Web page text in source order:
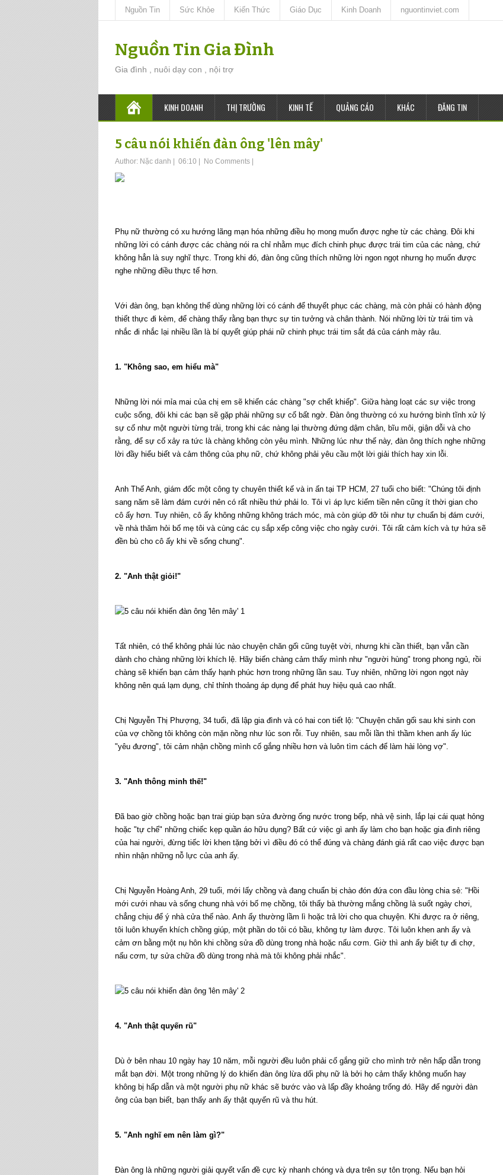
Nguồn Tin Sức Khỏe Kiến Thức Giáo Dục Kinh Doanh nguontinviet.com
Nguồn Tin Gia Đình
Gia đình , nuôi dạy con , nội trợ
KINH DOANH THỊ TRƯỜNG KINH TẾ QUẢNG CÁO KHÁC ĐĂNG TIN
5 câu nói khiến đàn ông 'lên mây'
Author: Nặc danh 06:10 No Comments
Phụ nữ thường có xu hướng lãng mạn hóa những điều họ mong muốn được nghe từ các chàng. Đôi khi
những lời có cánh được các chàng nói ra chỉ nhằm mục đích chinh phục được trái tim của các nàng, chứ
không hẳn là suy nghĩ thực. Trong khi đó, đàn ông cũng thích những lời ngon ngọt nhưng họ muốn được
nghe những điều thực tế hơn.
Với đàn ông, bạn không thể dùng những lời có cánh để thuyết phục các chàng, mà còn phải có hành động
thiết thực đi kèm, để chàng thấy rằng bạn thực sự tin tưởng và chân thành. Nói những lời từ trái tim và
nhắc đi nhắc lại nhiều lần là bí quyết giúp phái nữ chinh phục trái tim sắt đá của cánh mày râu.
1. "Không sao, em hiểu mà"
Những lời nói mỉa mai của chị em sẽ khiến các chàng "sợ chết khiếp". Giữa hàng loạt các sự việc trong
cuộc sống, đôi khi các bạn sẽ gặp phải những sự cố bất ngờ. Đàn ông thường có xu hướng bình tĩnh xử lý
sự cố như một người từng trải, trong khi các nàng lại thường đứng dậm chân, bĩu môi, giận dỗi và cho
rằng, để sự cố xảy ra tức là chàng không còn yêu mình. Những lúc như thế này, đàn ông thích nghe những
lời đầy hiểu biết và cảm thông của phụ nữ, chứ không phải yêu cầu một lời giải thích hay xin lỗi.
Anh Thế Anh, giám đốc một công ty chuyên thiết kế và in ấn tại TP HCM, 27 tuổi cho biết: "Chúng tôi định
sang năm sẽ làm đám cưới nên có rất nhiều thứ phải lo. Tôi vì áp lực kiếm tiền nên cũng ít thời gian cho
cô ấy hơn. Tuy nhiên, cô ấy không những không trách móc, mà còn giúp đỡ tôi như tự chuẩn bị đám cưới,
về nhà thăm hỏi bố mẹ tôi và cùng các cụ sắp xếp công việc cho ngày cưới. Tôi rất cảm kích và tự hứa sẽ
đền bù cho cô ấy khi về sống chung".
2. "Anh thật giỏi!"
Tất nhiên, có thể không phải lúc nào chuyện chăn gối cũng tuyệt vời, nhưng khi cần thiết, bạn vẫn cần
dành cho chàng những lời khích lệ. Hãy biến chàng cảm thấy mình như "người hùng" trong phong ngủ, rồi
chàng sẽ khiến bạn cảm thấy hạnh phúc hơn trong những lần sau. Tuy nhiên, những lời ngon ngọt này
không nên quá lạm dụng, chỉ thỉnh thoảng áp dụng để phát huy hiệu quả cao nhất.
Chị Nguyễn Thị Phượng, 34 tuổi, đã lập gia đình và có hai con tiết lộ: "Chuyện chăn gối sau khi sinh con
của vợ chồng tôi không còn mặn nồng như lúc son rỗi. Tuy nhiên, sau mỗi lần thì thầm khen anh ấy lúc
"yêu đương", tôi cảm nhận chồng mình cố gắng nhiều hơn và luôn tìm cách để làm hài lòng vợ".
3. "Anh thông minh thế!"
Đã bao giờ chồng hoặc bạn trai giúp bạn sửa đường ống nước trong bếp, nhà vệ sinh, lắp lại cái quạt hỏng
hoặc "tự chế" những chiếc kẹp quần áo hữu dụng? Bất cứ việc gì anh ấy làm cho bạn hoặc gia đình riêng
của hai người, đừng tiếc lời khen tặng bởi vì điều đó có thể đúng và chàng đánh giá rất cao việc được bạn
nhìn nhận những nỗ lực của anh ấy.
Chị Nguyễn Hoàng Anh, 29 tuổi, mới lấy chồng và đang chuẩn bị chào đón đứa con đầu lòng chia sẻ: "Hồi
mới cưới nhau và sống chung nhà với bố mẹ chồng, tôi thấy bà thường mắng chồng là suốt ngày chơi,
chẳng chịu để ý nhà cửa thế nào. Anh ấy thường lầm lì hoặc trả lời cho qua chuyện. Khi được ra ở riêng,
tôi luôn khuyến khích chồng giúp, một phần do tôi có bầu, không tự làm được. Tôi luôn khen anh ấy và
cảm ơn bằng một nụ hôn khi chồng sửa đồ dùng trong nhà hoặc nấu cơm. Giờ thì anh ấy biết tự đi chợ,
nấu cơm, tự sửa chữa đồ dùng trong nhà mà tôi không phải nhắc".
4. "Anh thật quyến rũ"
Dù ở bên nhau 10 ngày hay 10 năm, mỗi người đều luôn phải cố gắng giữ cho mình trở nên hấp dẫn trong
mắt bạn đời. Một trong những lý do khiến đàn ông lừa dối phụ nữ là bởi họ cảm thấy không muốn hay
không bị hấp dẫn và một người phụ nữ khác sẽ bước vào và lấp đầy khoảng trống đó. Hãy để người đàn
ông của bạn biết, bạn thấy anh ấy thật quyến rũ và thu hút.
5. "Anh nghĩ em nên làm gì?"
Đàn ông là những người giải quyết vấn đề cực kỳ nhanh chóng và dựa trên sự tôn trọng. Nếu bạn hỏi